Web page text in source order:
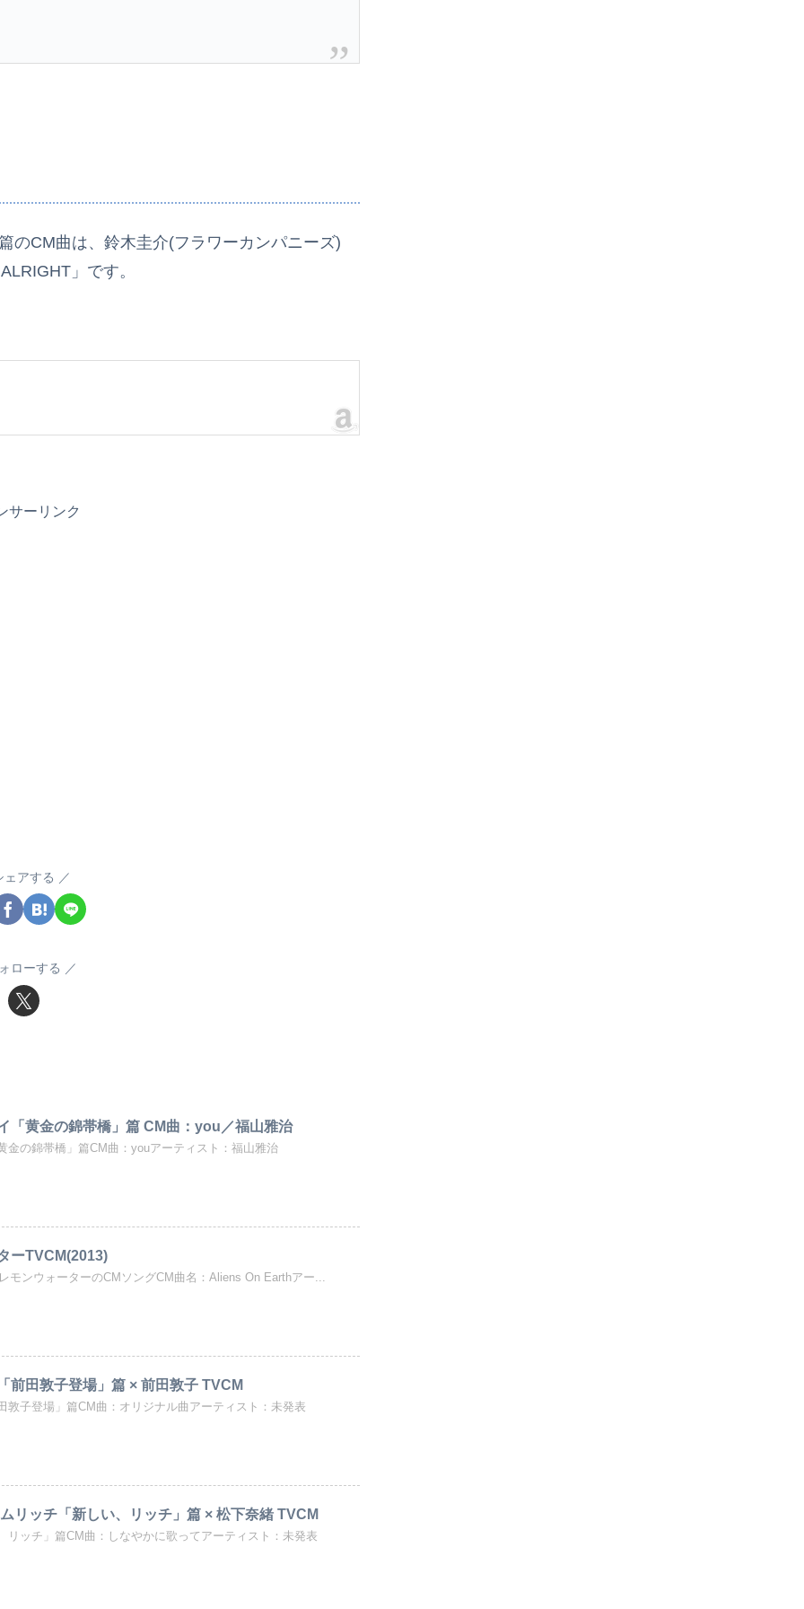
のCM曲は、鈴木圭介(フラワーカンパニーズ)
」です。
サーリンク
ェアする
ローする
「黄金の錦帯橋」篇 CM曲：you／福山雅治
金の錦帯橋」篇CM曲：youアーティスト：福山雅治
ーTVCM(2013)
モンウォーターのCMソングCM曲名：Aliens On Earthアー...
前田敦子登場」篇 × 前田敦子 TVCM
敦子登場」篇CM曲：オリジナル曲アーティスト：未発表
リッチ「新しい、リッチ」篇 × 松下奈緒 TVCM
リッチ」篇CM曲：しなやかに歌ってアーティスト：未発表